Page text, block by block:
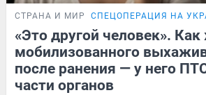
СТРАНА И МИР СПЕЦОПЕРАЦИЯ НА
«Это другой человек».
мобилизованного
после ранения — у него
части органов